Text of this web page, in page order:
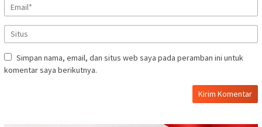
Simpan nama, email, dan situs web saya pada peramban ini untuk
komentar saya berikutnya.